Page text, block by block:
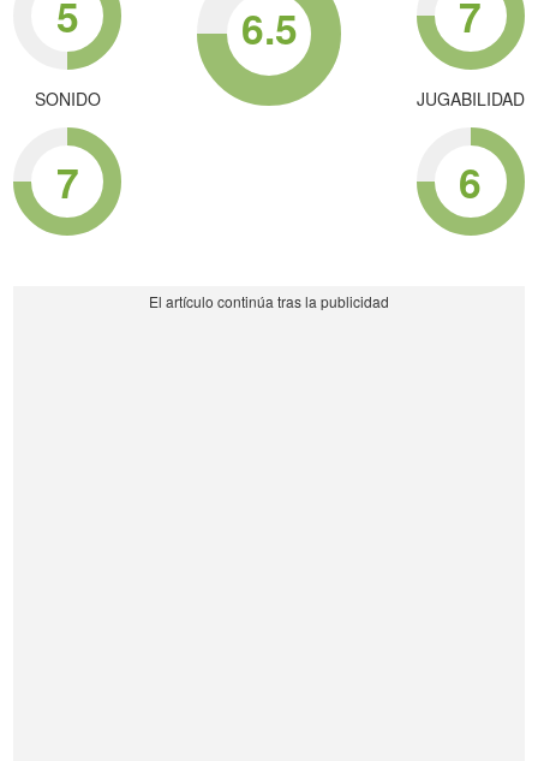
5
SONIDO
7
6.5 7
JUGABILIDAD
6